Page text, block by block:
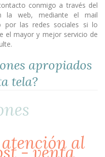
conmigo a través del
la web, mediante el mail
por las redes sociales si lo
el mayor y mejor servicio de
apropiados
tela?